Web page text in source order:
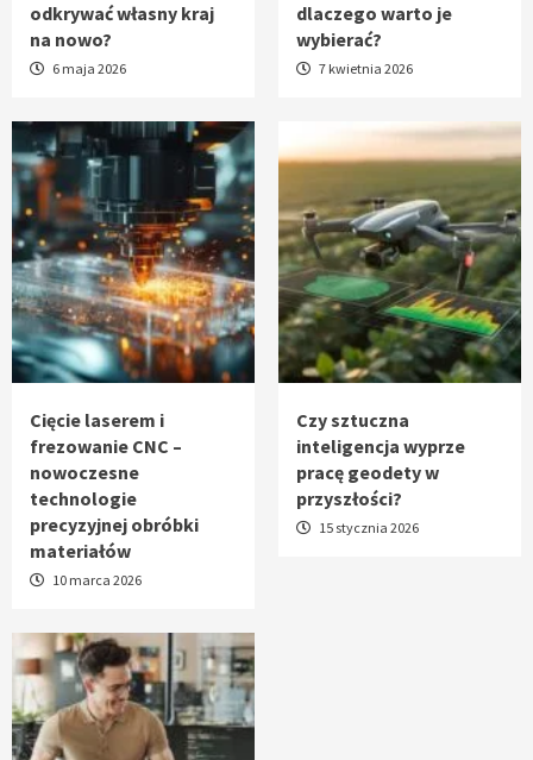
odkrywać własny kraj
na nowo?
6 maja 2026
dlaczego warto je
wybierać?
7 kwietnia 2026
Cięcie laserem i
frezowanie CNC –
nowoczesne
technologie
precyzyjnej obróbki
materiałów
10 marca 2026
Czy sztuczna
inteligencja wyprze
pracę geodety w
przyszłości?
15 stycznia 2026